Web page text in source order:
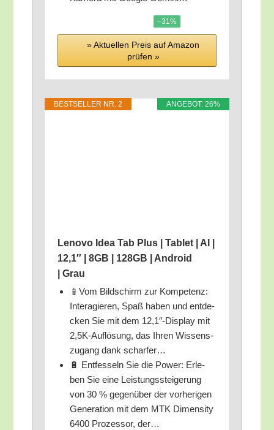
−31%
» Aktu­el­len Preis auf Ama­zon
prü­fen »
ANGE­BOT: 26%
BEST­SEL­LER NR. 2
Leno­vo Idea Tab Plus | Tablet | AI |
12,1″ | 8GB | 128GB | Android
| Grau
📱Vom Bild­schirm zur Kom­pe­tenz:
Inter­agie­ren, Spaß haben und ent­de­
cken Sie mit dem 12,1″-Display mit
2,5K-Auflösung, das Ihren Wis­sens­
zu­gang dank scharfer…
🔋 Ent­fes­seln Sie die Power: Erle­
ben Sie eine Leis­tungs­stei­ge­rung
von 30 % gegen­über der vor­he­ri­gen
Gene­ra­ti­on mit dem MTK Dimen­si­ty
6400 Pro­zes­sor, der…